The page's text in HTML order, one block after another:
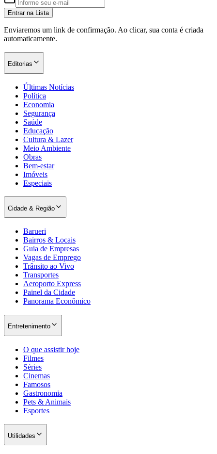
Santos
Entrar na Lista
Enviaremos um link de confirmação. Ao clicar, sua conta é criada
automaticamente.
Editorias
Últimas Notícias
Política
Economia
Segurança
Saúde
Educação
Cultura & Lazer
Meio Ambiente
Obras
Bem-estar
Imóveis
Especiais
Cidade & Região
Barueri
Bairros & Locais
Guia de Empresas
Vagas de Emprego
Trânsito ao Vivo
Transportes
Aeroporto Express
Painel da Cidade
Panorama Econômico
Entretenimento
O que assistir hoje
Filmes
Séries
Cinemas
Famosos
Gastronomia
Pets & Animais
Esportes
Utilidades